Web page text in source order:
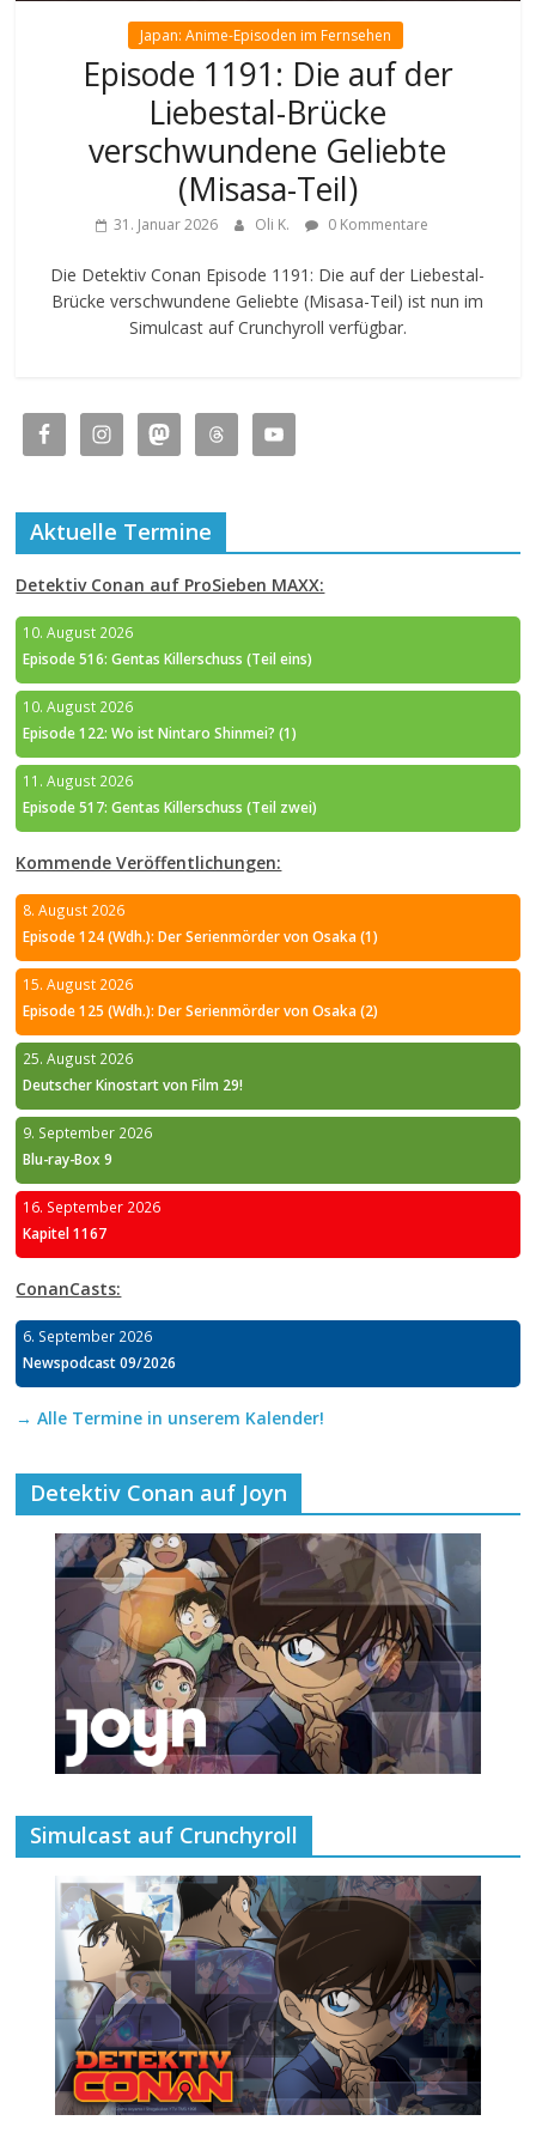
Japan: Anime-Episoden im Fernsehen
Episode 1191: Die auf der
Liebestal-Brücke
verschwundene Geliebte
(Misasa-Teil)
31. Januar 2026 Oli K. 0 Kommentare
Die Detektiv Conan Episode 1191: Die auf der Liebestal-
Brücke verschwundene Geliebte (Misasa-Teil) ist nun im
Simulcast auf Crunchyroll verfügbar.
Aktuelle Termine
Detektiv Conan auf ProSieben MAXX:
10. August 2026
Episode 516: Gentas Killerschuss (Teil eins)
10. August 2026
Episode 122: Wo ist Nintaro Shinmei? (1)
11. August 2026
Episode 517: Gentas Killerschuss (Teil zwei)
Kommende Veröffentlichungen:
8. August 2026
Episode 124 (Wdh.): Der Serienmörder von Osaka (1)
15. August 2026
Episode 125 (Wdh.): Der Serienmörder von Osaka (2)
25. August 2026
Deutscher Kinostart von Film 29!
9. September 2026
Blu-ray-Box 9
16. September 2026
Kapitel 1167
ConanCasts:
6. September 2026
Newspodcast 09/2026
→ Alle Termine in unserem Kalender!
Detektiv Conan auf Joyn
Simulcast auf Crunchyroll